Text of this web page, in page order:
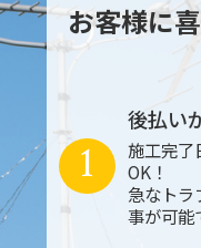
お客様に
後払い
施工完了
OK！
急なトラ
事が可能
1